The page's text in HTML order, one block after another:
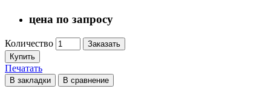
цена по запросу
Количество
Заказать
Купить
Печатать
В закладки В сравнение